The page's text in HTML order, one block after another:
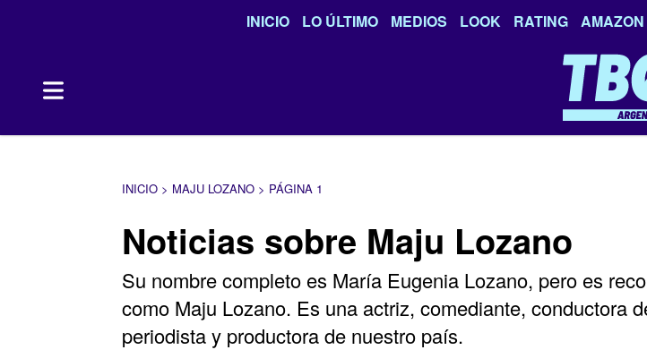
INICIO LO ÚLTIMO MEDIOS LOOK RATING AMAZON
INICIO > MAJU LOZANO > PÁGINA 1
Noticias sobre Maju Lozano
Su nombre completo es María Eugenia Lozano, pero es
como Maju Lozano. Es una actriz, comediante, conductora
periodista y productora de nuestro país.